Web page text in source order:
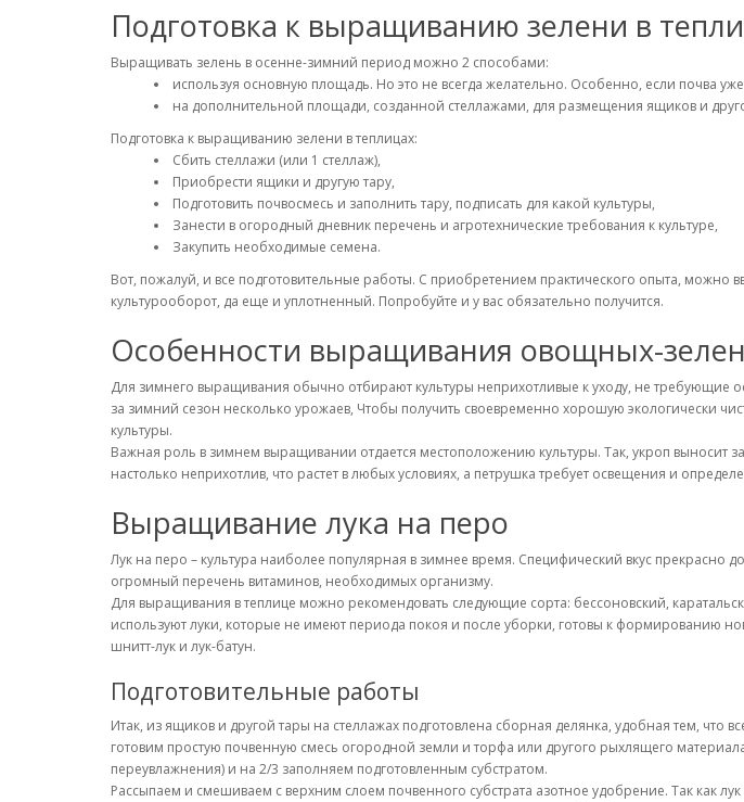
Подготовка к выращиванию зелени в
Выращивать зелень в осенне-зимний период можно 2 способами:
используя основную площадь. Но это не всегда желательно. Особенно, если почва
на дополнительной площади, созданной стеллажами, для размещения ящиков и
Подготовка к выращиванию зелени в теплицах:
Сбить стеллажи (или 1 стеллаж),
Приобрести ящики и другую тару,
Подготовить почвосмесь и заполнить тару, подписать для какой культуры,
Занести в огородный дневник перечень и агротехнические требования к культуре,
Закупить необходимые семена.
Вот, пожалуй, и все подготовительные работы. С приобретением практического опыта, можно
культурооборот, да еще и уплотненный. Попробуйте и у вас обязательно получится.
Особенности выращивания овощных-
Для зимнего выращивания обычно отбирают культуры неприхотливые к уходу, не требующие
за зимний сезон несколько урожаев, Чтобы получить своевременно хорошую экологически
культуры.
Важная роль в зимнем выращивании отдается местоположению культуры. Так, укроп выносит
настолько неприхотлив, что растет в любых условиях, а петрушка требует освещения и
Выращивание лука на перо
Лук на перо – культура наиболее популярная в зимнее время. Специфический вкус
огромный перечень витаминов, необходимых организму.
Для выращивания в теплице можно рекомендовать следующие сорта: бессоновский,
используют луки, которые не имеют периода покоя и после уборки, готовы к формированию
шнитт-лук и лук-батун.
Подготовительные работы
Итак, из ящиков и другой тары на стеллажах подготовлена сборная делянка, удобная тем,
готовим простую почвенную смесь огородной земли и торфа или другого рыхлящего
переувлажнения) и на 2/3 заполняем подготовленным субстратом.
Рассыпаем и смешиваем с верхним слоем почвенного субстрата азотное удобрение. Так как